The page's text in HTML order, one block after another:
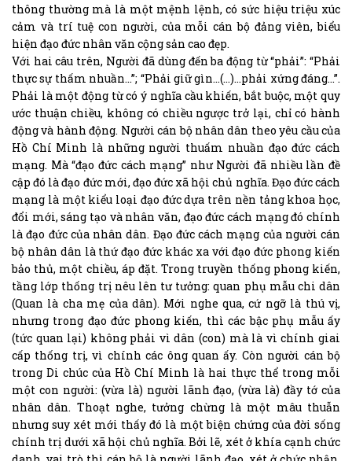
thông thường mà là một mệnh lệnh, có sức hiệu triệu xúc
cảm và trí tuệ con người, của mỗi cán bộ đảng viên, biểu
hiện đạo đức nhân văn cộng sản cao đẹp.
Với hai câu trên, Người đã dùng đến ba động từ “phải”: “Phải
thực sự thấm nhuần…”; “Phải giữ gìn…(…)…phải xứng đáng…”.
Phải là một động từ có ý nghĩa cầu khiến, bắt buộc, một quy
ước thuận chiều, không có chiều ngược trở lại, chỉ có hành
động và hành động. Người cán bộ nhân dân theo yêu cầu của
Hồ Chí Minh là những người thuấm nhuần đạo đức cách
mạng. Mà “đạo đức cách mạng” như Người đã nhiều lần đề
cập đó là đạo đức mới, đạo đức xã hội chủ nghĩa. Đạo đức cách
mạng là một kiểu loại đạo đức dựa trên nền tảng khoa học,
đổi mới, sáng tạo và nhân văn, đạo đức cách mạng đó chính
là đạo đức của nhân dân. Đạo đức cách mạng của người cán
bộ nhân dân là thứ đạo đức khác xa với đạo đức phong kiến
bảo thủ, một chiều, áp đặt. Trong truyền thống phong kiến,
tầng lớp thống trị nêu lên tư tưởng: quan phụ mẫu chi dân
(Quan là cha mẹ của dân). Mới nghe qua, cứ ngỡ là thú vị,
nhưng trong đạo đức phong kiến, thì các bậc phụ mẫu ấy
(tức quan lại) không phải vì dân (con) mà là vì chính giai
cấp thống trị, vì chính các ông quan ấy. Còn người cán bộ
trong Di chúc của Hồ Chí Minh là hai thực thể trong mỗi
một con người: (vừa là) người lãnh đạo, (vừa là) đầy tớ của
nhân dân. Thoạt nghe, tưởng chừng là một mâu thuẫn
nhưng suy xét mới thấy đó là một biện chứng của đời sống
chính trị dưới xã hội chủ nghĩa. Bởi lẽ, xét ở khía cạnh chức